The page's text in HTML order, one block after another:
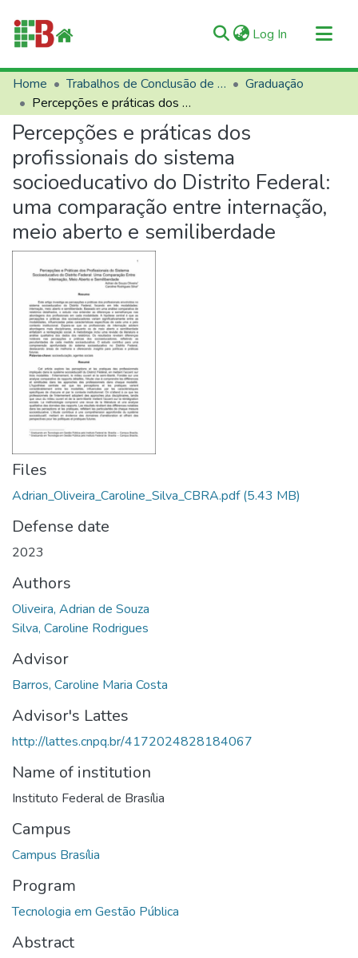
Log In (current)
Communities & Collections
All of RIIFB
Manuals and Terms
Statistics
About RIIFB
Help
Contacts
Home Trabalhos de Conclusão de Curso (TCCs)
Graduação
Percepções e práticas dos profissionais do sistema socioeducativo do Distrito Federal: uma comparação entre internação, meio aberto e semiliberdade
Percepções e práticas dos
profissionais do sistema
socioeducativo do Distrito Federal:
uma comparação entre internação,
meio aberto e semiliberdade
Files
Adrian_Oliveira_Caroline_Silva_CBRA.pdf(5.43 MB)
Defense date
2023
Authors
Oliveira, Adrian de Souza
Silva, Caroline Rodrigues
Advisor
Barros, Caroline Maria Costa
Advisor's Lattes
http://lattes.cnpq.br/4172024828184067
Name of institution
Instituto Federal de Brasília
Campus
Campus Brasília
Program
Tecnologia em Gestão Pública
Abstract